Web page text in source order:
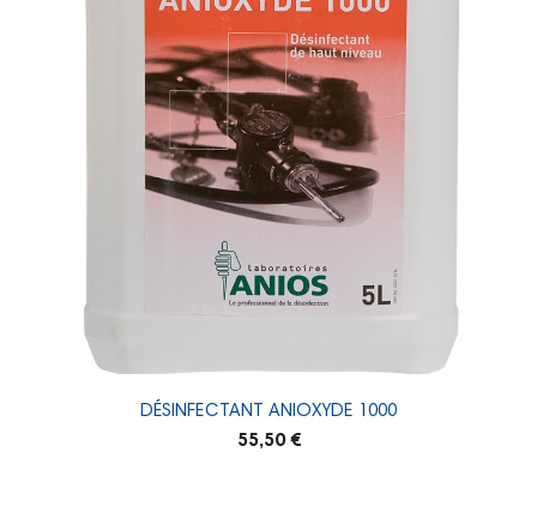
DÉSINFECTANT ANIOXYDE 1000
55,50 €